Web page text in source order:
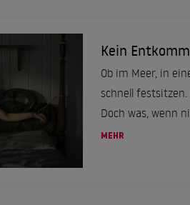
Kein
Ob im Meer, in
schnell
Doch was, wenn
MEHR